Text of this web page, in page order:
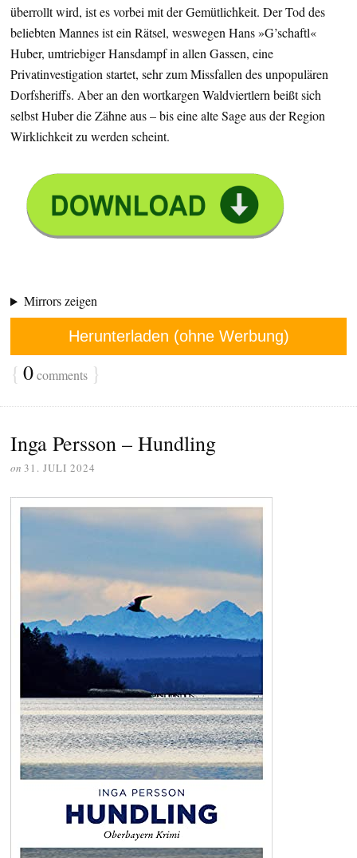
überrollt wird, ist es vorbei mit der Gemütlichkeit. Der Tod des
beliebten Mannes ist ein Rätsel, weswegen Hans »G’schaftl«
Huber, umtriebiger Hansdampf in allen Gassen, eine
Privatinvestigation startet, sehr zum Missfallen des unpopulären
Dorfsheriffs. Aber an den wortkargen Waldviertlern beißt sich
selbst Huber die Zähne aus – bis eine alte Sage aus der Region
Wirklichkeit zu werden scheint.
Mirrors zeigen
Herunterladen (ohne Werbung)
{ 0comments }
Inga Persson – Hundling
on 31. JULI 2024